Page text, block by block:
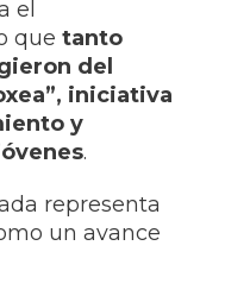
el
que tanto
del
iniciativa
y
.
representa
un avance